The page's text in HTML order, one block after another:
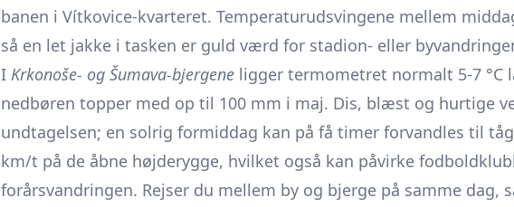
banen i Vítkovice-kvarteret. Temperaturudsvingene mellem
så en let jakke i tasken er guld værd for stadion- eller
I Krkonoše- og Šumava-bjergene ligger termometret normalt 5-7 °C
nedbøren topper med op til 100 mm i maj. Dis, blæst og hurtige
undtagelsen; en solrig formiddag kan på få timer forvandles til
km/t på de åbne højderygge, hvilket også kan påvirke
forårsvandringen. Rejser du mellem by og bjerge på samme dag,